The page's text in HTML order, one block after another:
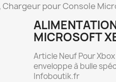
pour Console
MICROSOFT
Article Neuf Pour
enveloppe à bulle
Infoboutik.fr